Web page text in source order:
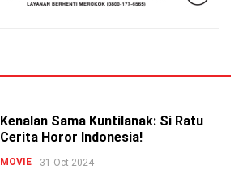
Kenalan Sama Kuntilanak: Si Ratu
Cerita Horor Indonesia!
MOVIE 31 Oct 2024